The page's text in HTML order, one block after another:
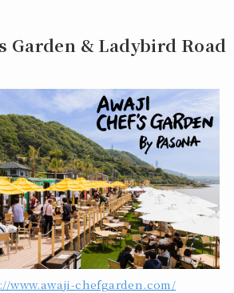
Garden & Ladybird Road
www.awaji-chefgarden.com/